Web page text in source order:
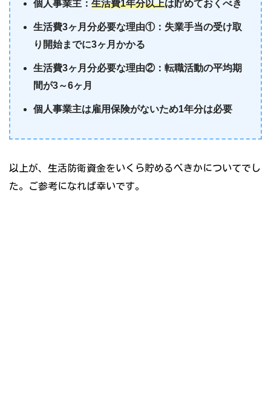
個人事業主：生活費1年分以上は貯めておくべき
生活費3ヶ月分必要な理由①：失業手当の受け取
り開始までに3ヶ月かかる
生活費3ヶ月分必要な理由②：転職活動の平均期
間が3～6ヶ月
個人事業主は雇用保険がないため1年分は必要
以上が、生活防衛資金をいくら貯めるべきかについてでし
た。ご参考になれば幸いです。